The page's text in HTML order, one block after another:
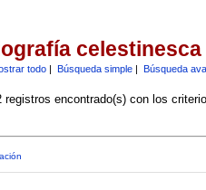
celestinesca
todo| Búsqueda simple| Búsqueda
registros encontrado(s) con los